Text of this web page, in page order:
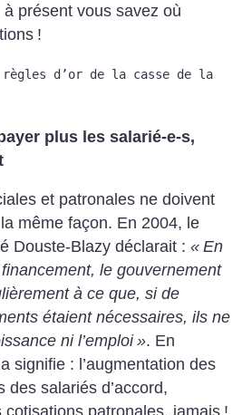
présent vous savez où
!
d’or de la casse de la
plus les salarié-e-s,
et patronales ne doivent
même façon. En 2004, le
Douste-Blazy déclarait :« En
le gouvernement
à ce que, si de
étaient nécessaires, ils ne
ni l’emploi ». En
signifie : l’augmentation des
des salariés d’accord,